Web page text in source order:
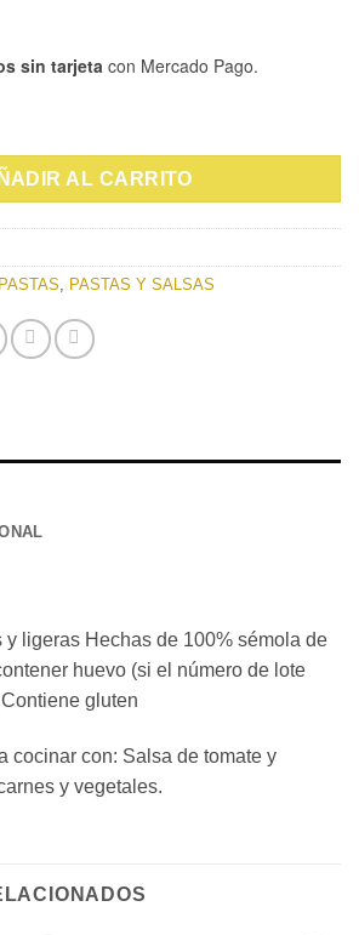
sin tarjetacon Mercado Pago.
500G cantidad
AL CARRITO
PASTAS, PASTAS Y SALSAS
y ligeras Hechas de 100% sémola de
huevo (si el número de lote
gluten
cocinar con: Salsa de tomate y
y vegetales.